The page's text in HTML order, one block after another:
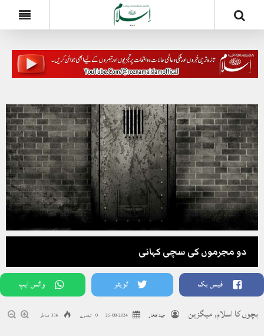
دو مجرموں کی سچی کہانی
فیس بک ٹویٹر واٹس ایپ
بچوں کا اسلام,میگزین جیند افتخار 2024-08-25 0 تبصرے 336 مناظر